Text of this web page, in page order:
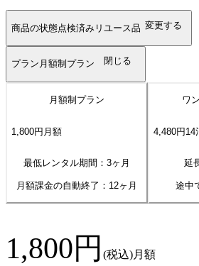
商品の状態点検済みリユース品 変更する
プラン 月額制プラン 閉じる
月額制プラン
1,800円 月額
最低レンタル期間：3ヶ月
月額課金の自動終了： 12ヶ月
ワ
4,480円14
延
途中
1,800円 (税込)月額